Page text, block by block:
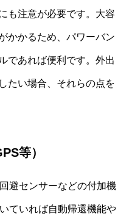
も注意が必要です。大容
かかるため、パワーバン
であれば便利です。外出
たい場合、それらの点を
等）
避センサーなどの付加機
ていれば自動帰還機能や